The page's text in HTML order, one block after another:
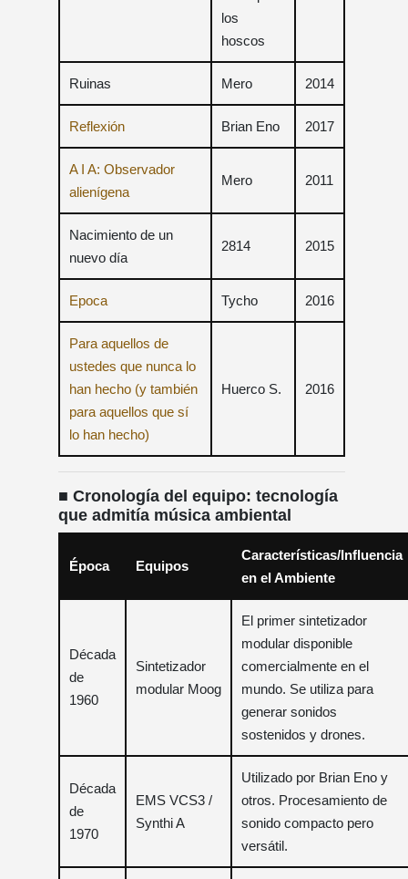
los
hoscos
Ruinas Mero 2014
Reflexión Brian Eno 2017
A I ​​A: Observador
alienígena
Mero 2011
Nacimiento de un
nuevo día
2814 2015
Epoca Tycho 2016
Para aquellos de
ustedes que nunca lo
han hecho (y también
para aquellos que sí
lo han hecho)
Huerco S. 2016
■ Cronología del equipo: tecnología
que admitía música ambiental
Época Equipos
Características/Influencia
en el Ambiente
Década
de
1960
Sintetizador
modular Moog
El primer sintetizador
modular disponible
comercialmente en el
mundo. Se utiliza para
generar sonidos
sostenidos y drones.
Década
de
1970
EMS VCS3 /
Synthi A
Utilizado por Brian Eno y
otros. Procesamiento de
sonido compacto pero
versátil.